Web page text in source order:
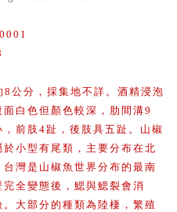
8公分，採集地不詳。酒精浸泡
白色但顏色較深，肋間溝9
前肢4趾，後肢具五趾。山椒
小型有尾類，主要分布在北
灣是山椒魚世界分布的最南
全變態後，鰓與鰓裂會消
大部分的種類為陸棲，繁殖